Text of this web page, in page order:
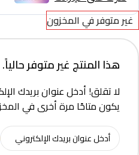
غير متوفر في المخزون
هذا المنتج غير متوفر حالياً.
لا تقلق! أدخل عنوان بريدك
يكون متاحًا مرة أخرى في